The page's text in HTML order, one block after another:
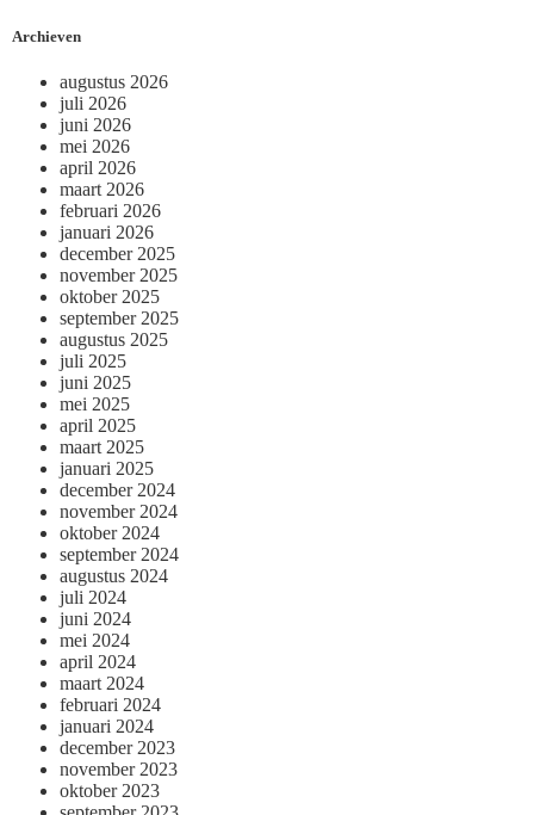
Archieven
augustus 2026
juli 2026
juni 2026
mei 2026
april 2026
maart 2026
februari 2026
januari 2026
december 2025
november 2025
oktober 2025
september 2025
augustus 2025
juli 2025
juni 2025
mei 2025
april 2025
maart 2025
januari 2025
december 2024
november 2024
oktober 2024
september 2024
augustus 2024
juli 2024
juni 2024
mei 2024
april 2024
maart 2024
februari 2024
januari 2024
december 2023
november 2023
oktober 2023